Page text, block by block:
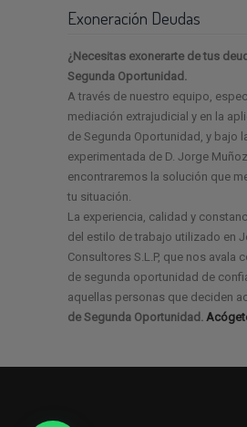
Exoneración Deudas
¿Necesitas exonerarte de tus
Segunda Oportunidad.
A través de nuestro equipo,
mediación extrajudicial y en la
de Segunda Oportunidad, y bajo
experimentada de D. Jorge
encontraremos la solución que
tu situación.
La experiencia, calidad y
del estilo de trabajo utilizado en
Consultores S.L.P, que nos avala
de segunda oportunidad de
aquellas personas que deciden
de Segunda Oportunidad.